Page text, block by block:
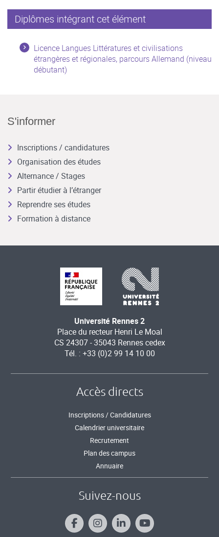
Diplômes intégrant cet élément
Licence Langues Littératures et civilisations
étrangères et régionales, parcours Allemand (niveau
débutant)
S'informer
Inscriptions / candidatures
Organisation des études
Alternance / Stages
Partir étudier à l’étranger
Reprendre ses études
Formation à distance
Université Rennes 2
Place du recteur Henri Le Moal
CS 24307 - 35043 Rennes cedex
Tél. : +33 (0)2 99 14 10 00
Accès directs
Inscriptions / Candidatures
Calendrier universitaire
Recrutement
Plan des campus
Annuaire
Suivez-nous